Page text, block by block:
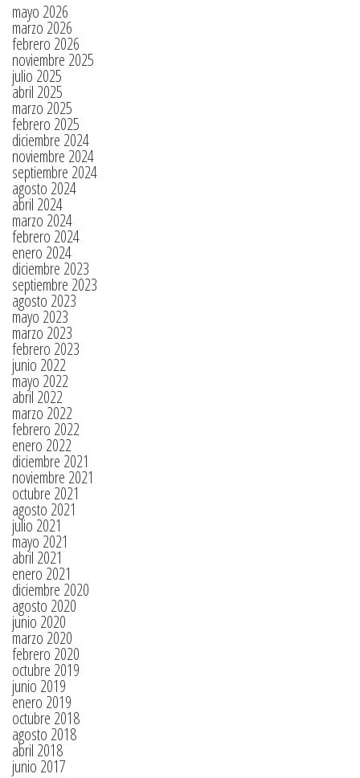
mayo 2026
marzo 2026
febrero 2026
noviembre 2025
julio 2025
abril 2025
marzo 2025
febrero 2025
diciembre 2024
noviembre 2024
septiembre 2024
agosto 2024
abril 2024
marzo 2024
febrero 2024
enero 2024
diciembre 2023
septiembre 2023
agosto 2023
mayo 2023
marzo 2023
febrero 2023
junio 2022
mayo 2022
abril 2022
marzo 2022
febrero 2022
enero 2022
diciembre 2021
noviembre 2021
octubre 2021
agosto 2021
julio 2021
mayo 2021
abril 2021
enero 2021
diciembre 2020
agosto 2020
junio 2020
marzo 2020
febrero 2020
octubre 2019
junio 2019
enero 2019
octubre 2018
agosto 2018
abril 2018
junio 2017